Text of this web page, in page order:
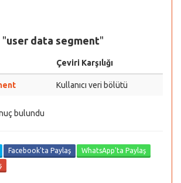
"user data segment"
Çeviri Karşılığı
Kullanıcı veri bölütü
bulundu
Facebook'ta Paylaş
WhatsApp'ta Paylaş